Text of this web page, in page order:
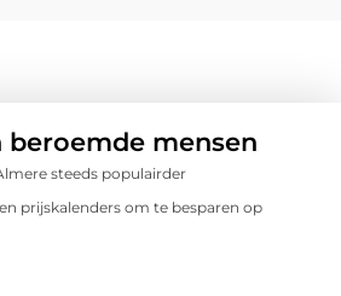
beroemde mensen
steeds populairder
prijskalenders om te besparen op